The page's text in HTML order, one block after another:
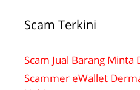
Scam Terkini
Scam Jual Barang
Scammer eWallet